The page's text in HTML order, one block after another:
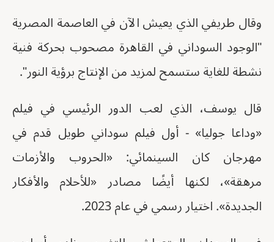
وقال طريفي الذي يعيش الآن في العاصمة المصرية
"الوجود السوداني في القاهرة مصحوب بحركة فنية
نشطة للغاية ستسمح لمزيد من الإنتاج برؤية النور".
قال يوسف، الذي لعب الدور الرئيسي في فيلم
«وداعا جوليا» - أول فيلم سوداني طويل قدم في
مهرجان كان السينمائي: «الحروب والأزمات
مرهقة»، لكنها أيضًا مصادر «للأحلام والأفكار
الجديدة». اختيار رسمي في عام 2023.